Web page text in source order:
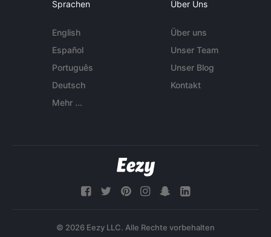
Sprachen
English
Español
Português
Deutsch
Mehr ...
Über Uns
Über uns
Unser Team
Unser Blog
Kontakt
© 2026 Eezy LLC. Alle Rechte vorbehalten